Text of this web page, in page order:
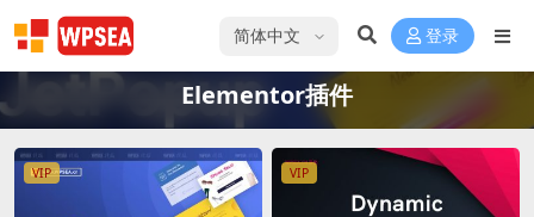
选择语言 登录
Elementor插件
VIP VIP